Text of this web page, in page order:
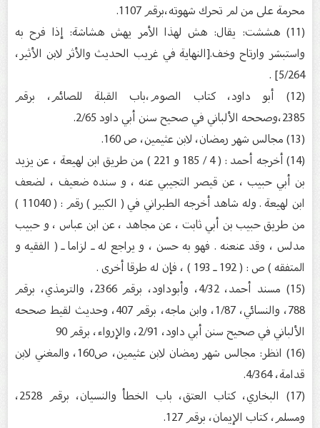
محرمة على من لم تحرك شهوته،برقم 1107.
(11) هششت: يقال: هش لهذا الأمر يهش هشاشة: إذا فرح به
واستبشر وارتاح وخف.[النهاية في غريب الحديث والأثر لابن الأثير،
5/264] .
(12) أبو داود، كتاب الصوم،باب القبلة للصائم، برقم
2385،وصححه الألباني في صحيح سنن أبي داود 2/65.
(14) أخرجه أحمد : ( 4 / 185 و 221 ) من طريق ابن لهيعة ، عن يزيد
بن أبي حبيب ، عن قيصر التجيبي عنه ، و سنده ضعيف ، لضعف
ابن لهيعة . وله شاهد أخرجه الطبراني في ( الكبير ) رقم : ( 11040 )
من طريق حبيب بن أبي ثابت ، عن مجاهد ، عن ابن عباس ، و حبيب
مدلس ، وقد عنعنه . فهو به حسن ، و يراجع له ـ لزاما ـ ( الفقيه و
المتفقه ) ص : ( 192 ـ 193 ) ، فإن له طرقا أخرى .
(15) مسند أحمد، 4/32، وأبوداود، برقم 2366، والترمذي، برقم
788، والنسائي، 1/87، وابن ماجه، برقم 407، وحديث لقيط صححه
الألباني في صحيح سنن أبي داود، 2/91، والإرواء، برقم 90
(16) انظر: مجالس شهر رمضان لابن عثيمين، ص160، والمغني لابن
قدامة، 4/364.
(17) البخاري، كتاب العتق، باب الخطأ والنسيان، برقم 2528،
ومسلم، كتاب الإيمان، برقم 127.